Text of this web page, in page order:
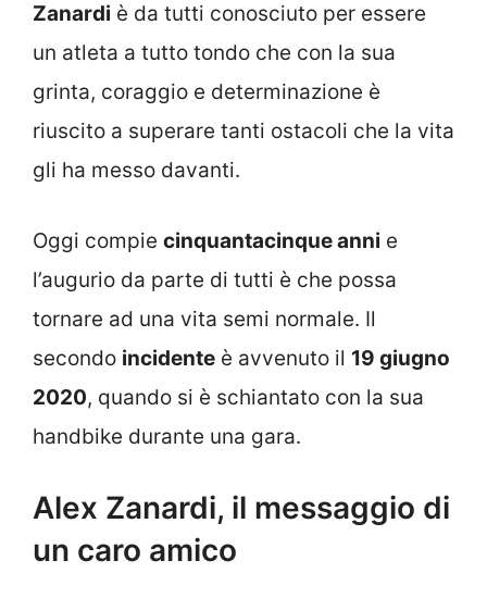
Zanardi è da tutti conosciuto per essere
un atleta a tutto tondo che con la sua
grinta, coraggio e determinazione è
riuscito a superare tanti ostacoli che la vita
gli ha messo davanti.
Oggi compie cinquantacinque anni e
l’augurio da parte di tutti è che possa
tornare ad una vita semi normale. Il
secondo incidente è avvenuto il 19 giugno
2020, quando si è schiantato con la sua
handbike durante una gara.
Alex Zanardi, il messaggio di
un caro amico